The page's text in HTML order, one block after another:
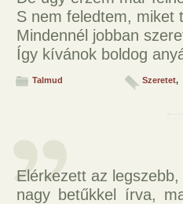
S nem feledtem, miket
Mindennél jobban
Így kívánok boldog
Talmud Szeretet,
Elérkezett az
nagy betűkkel írva,